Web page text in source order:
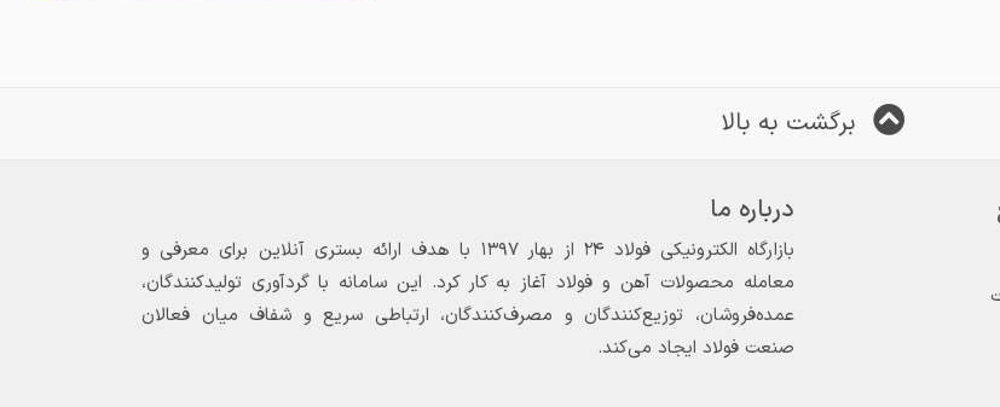
برگشت به بالا
درباره ما
بازارگاه الکترونیکی فولاد ۲۴ از بهار ۱۳۹۷ با هدف ارائه بستری آنلاین برای معرفی و
معامله محصولات آهن و فولاد آغاز به کار کرد. این سامانه با گردآوری تولیدکنندگان،
عمده‌فروشان، توزیع‌کنندگان و مصرف‌کنندگان، ارتباطی سریع و شفاف میان فعالان
صنعت فولاد ایجاد می‌کند.